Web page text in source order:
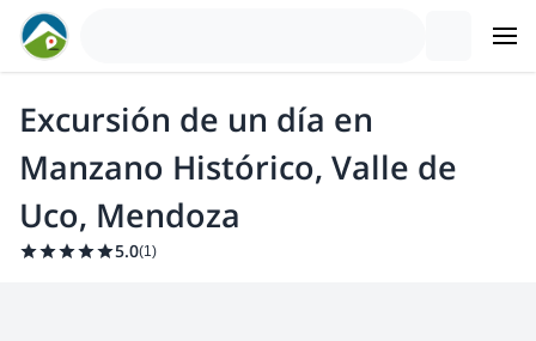
Excursión de un día en
Manzano Histórico, Valle de
Uco, Mendoza
5.0(1)